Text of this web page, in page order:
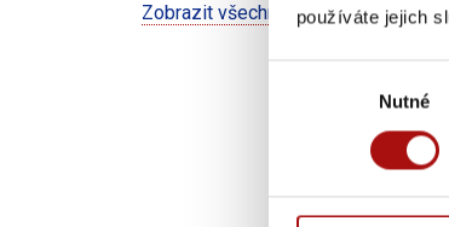
používáte jejich
Nutné
Zobrazit všechny akce